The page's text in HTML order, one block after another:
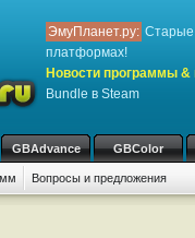
ЭмуПланет.ру: Старые
платформах!
Новости программы &
Bundle в Steam
GBAdvance GBColor
Вопросы и предложения